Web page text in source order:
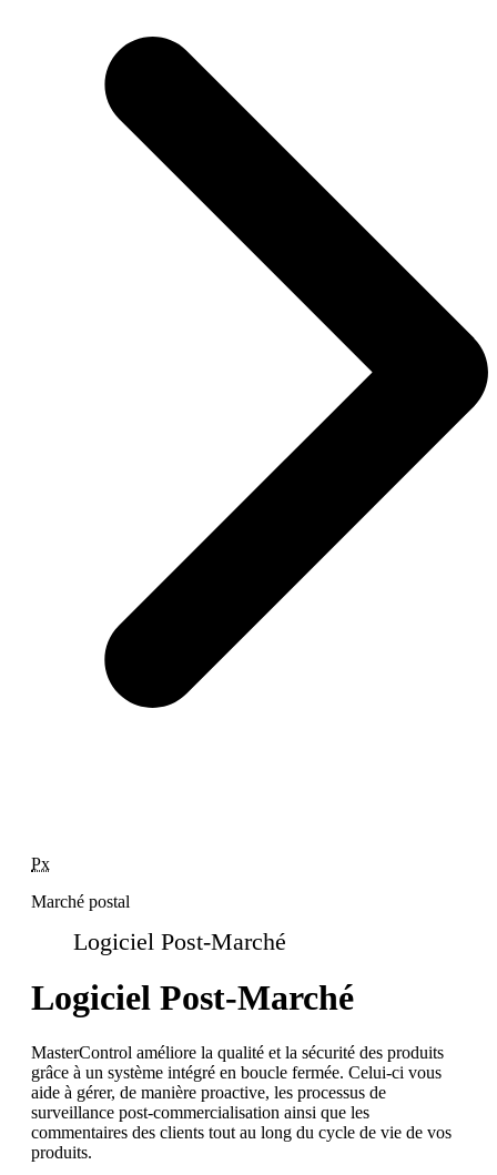
Px
Marché postal
Logiciel Post-Marché
Logiciel Post-Marché
MasterControl améliore la qualité et la sécurité des produits
grâce à un système intégré en boucle fermée. Celui-ci vous
aide à gérer, de manière proactive, les processus de
surveillance post-commercialisation ainsi que les
commentaires des clients tout au long du cycle de vie de vos
produits.